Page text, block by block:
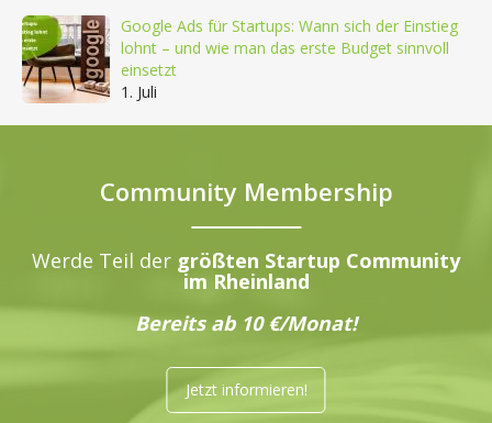
Google Ads für Startups: Wann sich der Einstieg
lohnt – und wie man das erste Budget sinnvoll
einsetzt
1. Juli
Community Membership
Werde Teil der größten Startup Community
im Rheinland
Bereits ab 10 €/Monat!
Jetzt informieren!